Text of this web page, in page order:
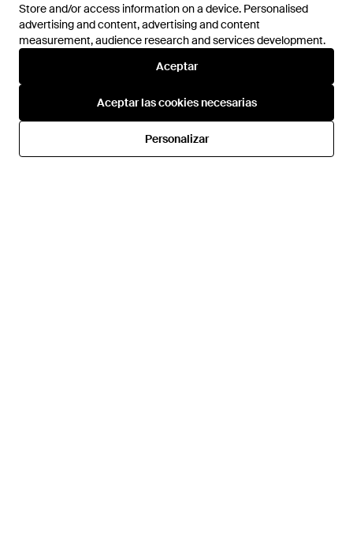
Store and/or access information on a device. Personalised
advertising and content, advertising and content
measurement, audience research and services development.
Aceptar
Aceptar las cookies necesarias
Personalizar
Store and/or access information on a device. Personalised
advertising and content, advertising and content
measurement, audience research and services development.
Aceptar
Aceptar las cookies necesarias
Personalizar
110 €
Mochila Con Estampado Jam
REBAJAS
Nike
En